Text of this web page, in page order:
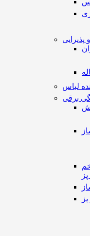
پذیرایی
لباس
برقی